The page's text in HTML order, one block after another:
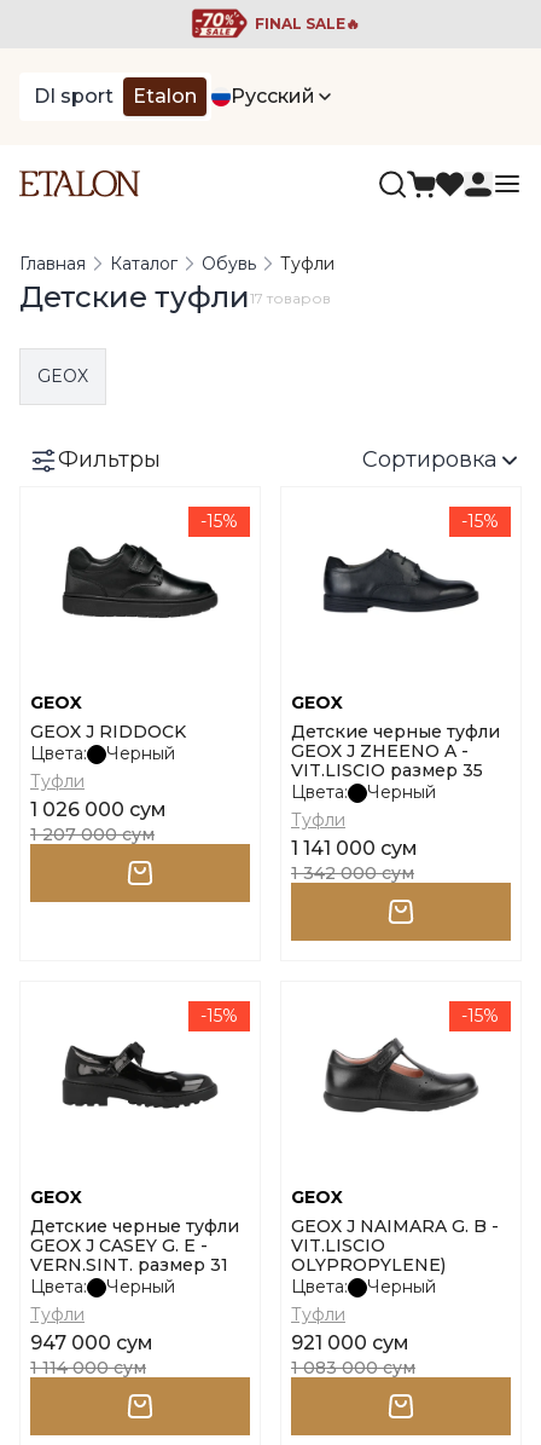
FINAL SALE🔥
DI sport Etalon Русский
Главная Каталог Обувь Туфли
Детские туфли17 товаров
GEOX
Фильтры Сортировка
-15%
GEOX
GEOX J RIDDOCK
Цвета:
Черный
Туфли
1 026 000 сум
1 207 000 сум
-15%
GEOX
Детские черные туфли
GEOX J ZHEENO A -
VIT.LISCIO размер 35
Цвета:
Черный
Туфли
1 141 000 сум
1 342 000 сум
-15%
GEOX
Детские черные туфли
GEOX J CASEY G. E -
VERN.SINT. размер 31
Цвета:
Черный
Туфли
947 000 сум
1 114 000 сум
-15%
GEOX
GEOX J NAIMARA G. B -
VIT.LISCIO
OLYPROPYLENE)
Цвета:
Черный
Туфли
921 000 сум
1 083 000 сум